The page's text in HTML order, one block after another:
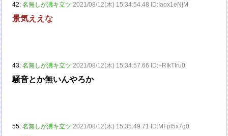
42:名無しが沸キ立ツ 2021/08/12(木) 15:34:54.48 ID:Iaox1eNjM
景気ええな
43:名無しが沸キ立ツ 2021/08/12(木) 15:34:57.66 ID:+RIkTIru0
騒音とか無いんやろか
55:名無しが沸キ立ツ 2021/08/12(木) 15:35:49.71 ID:MFpl5x7g0